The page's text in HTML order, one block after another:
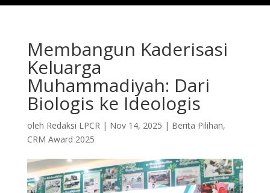
Membangun Kaderisasi
Keluarga
Muhammadiyah: Dari
Biologis ke Ideologis
oleh Redaksi LPCR| Nov 14, 2025 | Berita Pilihan,
CRM Award 2025